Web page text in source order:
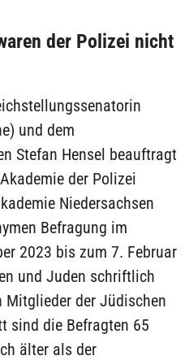
der Polizei nicht
und dem
Stefan Hensel beauftragt
der Polizei
Niedersachsen
Befragung im
2023 bis zum 7. Februar
und Juden schriftlich
der Jüdischen
sind die Befragten 65
älter als der